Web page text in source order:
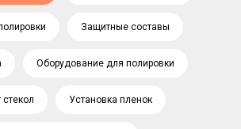
Защитные составы
Оборудование для полировки
стекол Установка пленок